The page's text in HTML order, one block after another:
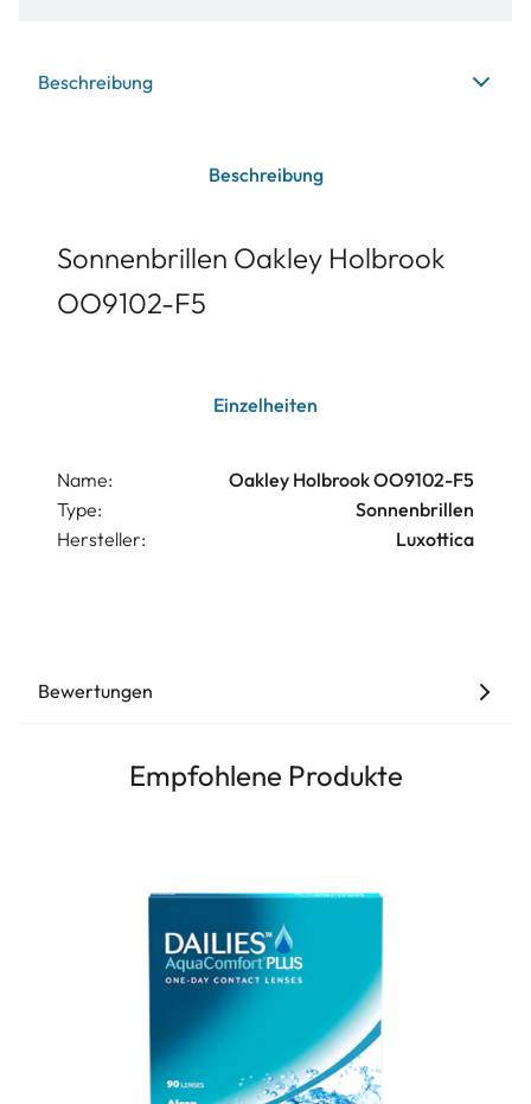
Beschreibung
Beschreibung
Sonnenbrillen Oakley Holbrook
OO9102-F5
Einzelheiten
Name:
Oakley Holbrook OO9102-F5
Type:
Sonnenbrillen
Hersteller:
Luxottica
Bewertungen
Empfohlene Produkte